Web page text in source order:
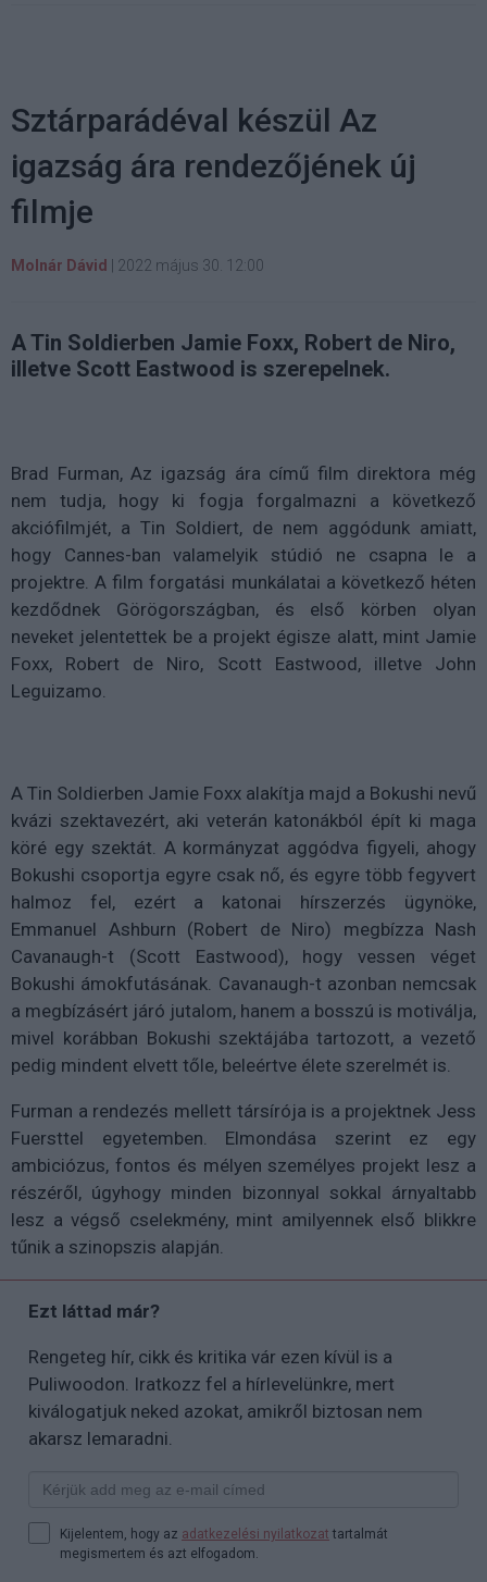
Sztárparádéval készül Az
igazság ára rendezőjének új
filmje
Molnár Dávid 2022 május 30. 12:00
A Tin Soldierben Jamie Foxx, Robert de Niro,
illetve Scott Eastwood is szerepelnek.
Brad Furman, Az igazság ára című film direktora még
nem tudja, hogy ki fogja forgalmazni a következő
akciófilmjét, a Tin Soldiert, de nem aggódunk amiatt,
hogy Cannes-ban valamelyik stúdió ne csapna le a
projektre. A film forgatási munkálatai a következő héten
kezdődnek Görögországban, és első körben olyan
neveket jelentettek be a projekt égisze alatt, mint Jamie
Foxx, Robert de Niro, Scott Eastwood, illetve John
Leguizamo.
A Tin Soldierben Jamie Foxx alakítja majd a Bokushi nevű
kvázi szektavezért, aki veterán katonákból épít ki maga
köré egy szektát. A kormányzat aggódva figyeli, ahogy
Bokushi csoportja egyre csak nő, és egyre több fegyvert
halmoz fel, ezért a katonai hírszerzés ügynöke,
Emmanuel Ashburn (Robert de Niro) megbízza Nash
Cavanaugh-t (Scott Eastwood), hogy vessen véget
Bokushi ámokfutásának. Cavanaugh-t azonban nemcsak
a megbízásért járó jutalom, hanem a bosszú is motiválja,
mivel korábban Bokushi szektájába tartozott, a vezető
pedig mindent elvett tőle, beleértve élete szerelmét is.
Furman a rendezés mellett társírója is a projektnek Jess
Fuersttel egyetemben. Elmondása szerint ez egy
ambiciózus, fontos és mélyen személyes projekt lesz a
részéről, úgyhogy minden bizonnyal sokkal árnyaltabb
lesz a végső cselekmény, mint amilyennek első blikkre
tűnik a szinopszis alapján.
Ezt láttad már?
Rengeteg hír, cikk és kritika vár ezen kívül is a
Puliwoodon. Iratkozz fel a hírlevelünkre, mert
kiválogatjuk neked azokat, amikről biztosan nem
akarsz lemaradni.
Kijelentem, hogy az adatkezelési nyilatkozat tartalmát
megismertem és azt elfogadom.